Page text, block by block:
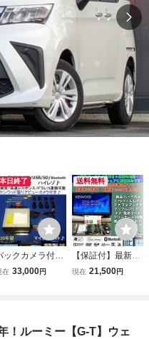
本日終了
ックカメラ付き
ンズフリー通
ルセグ/DVD/C
在 33,000円
送料無料
【保証付】最新地
図2025年版ケンウ
SD/USB/iPod/DV
現在 21,500円
！ルーミー【G-T】ウェ